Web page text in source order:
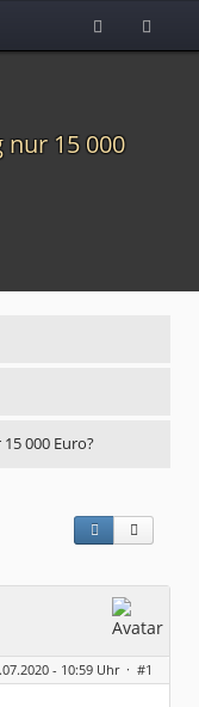
15 000
000 Euro?
- 10:59 Uhr · #1